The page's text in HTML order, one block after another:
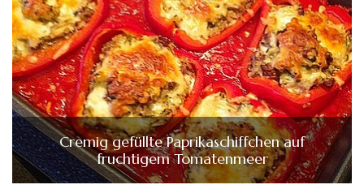
Cremig gefüllte Paprikaschiffchen auf
fruchtigem Tomatenmeer